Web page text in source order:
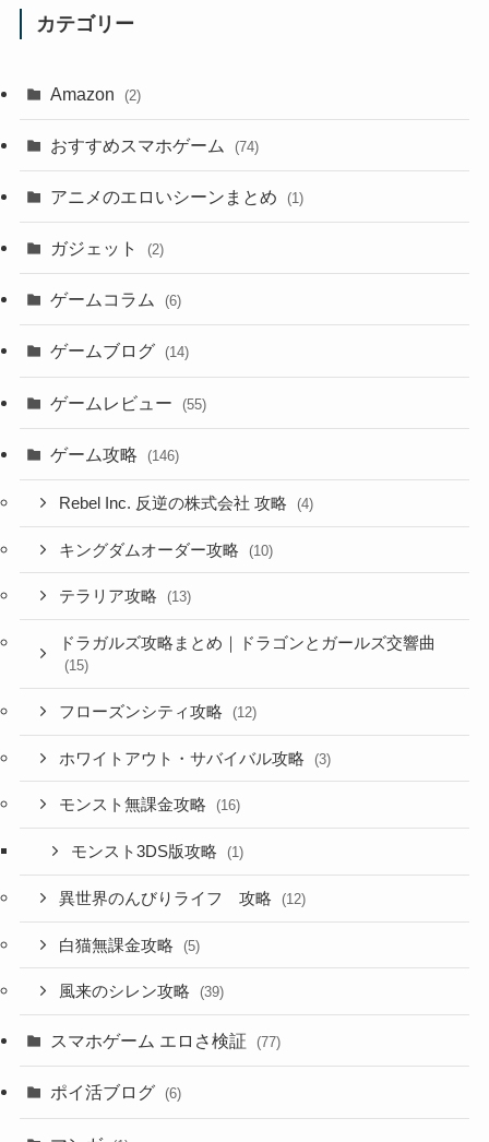
カテゴリー
Amazon (2)
おすすめスマホゲーム (74)
アニメのエロいシーンまとめ (1)
ガジェット (2)
ゲームコラム (6)
ゲームブログ (14)
ゲームレビュー (55)
ゲーム攻略 (146)
Rebel Inc. 反逆の株式会社 攻略 (4)
キングダムオーダー攻略 (10)
テラリア攻略 (13)
ドラガルズ攻略まとめ｜ドラゴンとガールズ交響曲
(15)
フローズンシティ攻略 (12)
ホワイトアウト・サバイバル攻略 (3)
モンスト無課金攻略 (16)
モンスト3DS版攻略 (1)
異世界のんびりライフ 攻略 (12)
白猫無課金攻略 (5)
風来のシレン攻略 (39)
スマホゲーム エロさ検証 (77)
ポイ活ブログ (6)